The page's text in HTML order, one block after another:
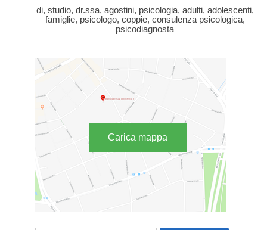
di, studio, dr.ssa, agostini, psicologia, adulti, adolescenti,
famiglie, psicologo, coppie, consulenza psicologica,
psicodiagnosta
Carica mappa